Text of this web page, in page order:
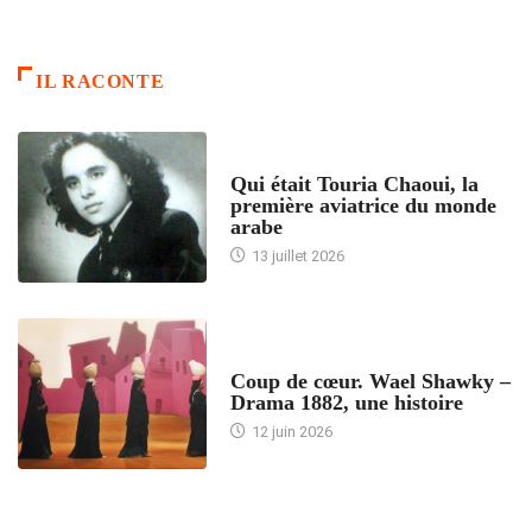
IL RACONTE
Qui était Touria Chaoui, la
première aviatrice du monde
arabe
13 juillet 2026
Coup de cœur. Wael Shawky –
Drama 1882, une histoire
12 juin 2026